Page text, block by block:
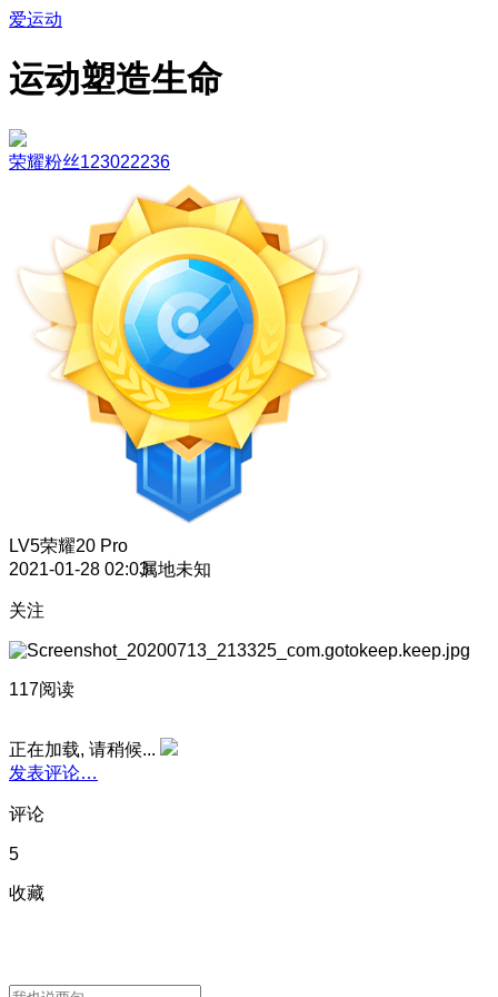
爱运动
运动塑造生命
荣耀粉丝123022236
LV5荣耀20 Pro
2021-01-28 02:03属地未知
关注
117阅读
正在加载, 请稍候...
发表评论…
评论
5
收藏